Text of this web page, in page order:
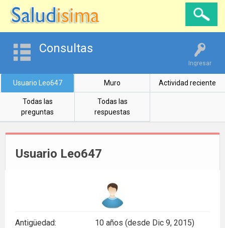
Ingresar
Consultas
Usuario Leo647 Muro Actividad reciente
Todas las
preguntas
Todas las
respuestas
Usuario Leo647
Antigüedad: 10 años (desde Dic 9, 2015)